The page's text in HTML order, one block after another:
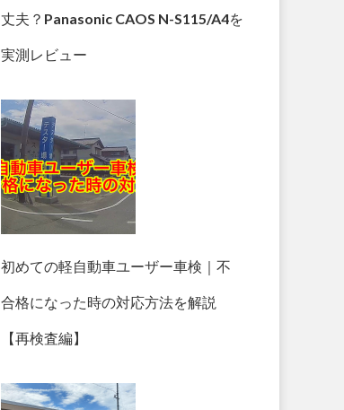
丈夫？Panasonic CAOS N-S115/A4を
実測レビュー
初めての軽自動車ユーザー車検｜不
合格になった時の対応方法を解説
【再検査編】